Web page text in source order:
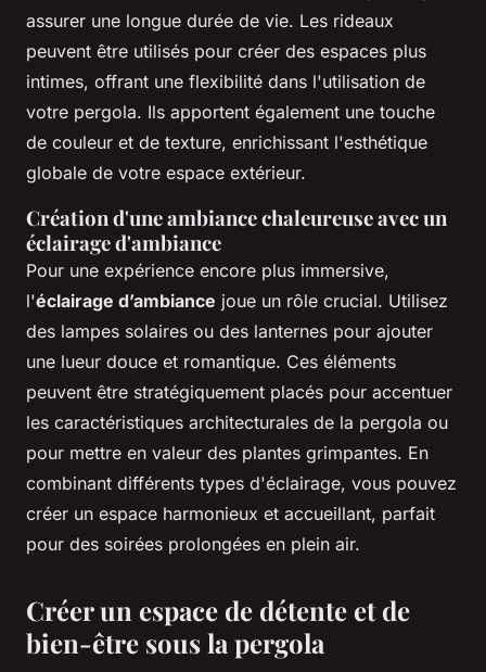
assurer une longue durée de vie. Les rideaux
peuvent être utilisés pour créer des espaces plus
intimes, offrant une flexibilité dans l'utilisation de
votre pergola. Ils apportent également une touche
de couleur et de texture, enrichissant l'esthétique
globale de votre espace extérieur.
Création d'une ambiance chaleureuse avec un
éclairage d'ambiance
Pour une expérience encore plus immersive,
l'éclairage d’ambiance joue un rôle crucial. Utilisez
des lampes solaires ou des lanternes pour ajouter
une lueur douce et romantique. Ces éléments
peuvent être stratégiquement placés pour accentuer
les caractéristiques architecturales de la pergola ou
pour mettre en valeur des plantes grimpantes. En
combinant différents types d'éclairage, vous pouvez
créer un espace harmonieux et accueillant, parfait
pour des soirées prolongées en plein air.
Créer un espace de détente et de
bien-être sous la pergola